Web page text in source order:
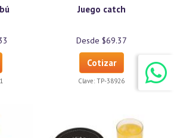
Juego catch
Desde $69.37
Cotizar
Clave: TP-38926